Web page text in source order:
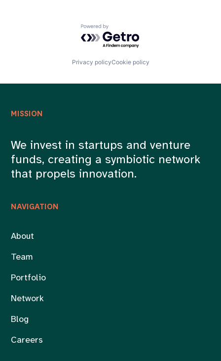
Powered by Getro.com
Privacy policyCookie policy
NAVIGATION
About
Team
Portfolio
Network
Blog
Careers
MISSION
We invest in startups and venture
funds, creating a symbiotic network
that propels innovation.